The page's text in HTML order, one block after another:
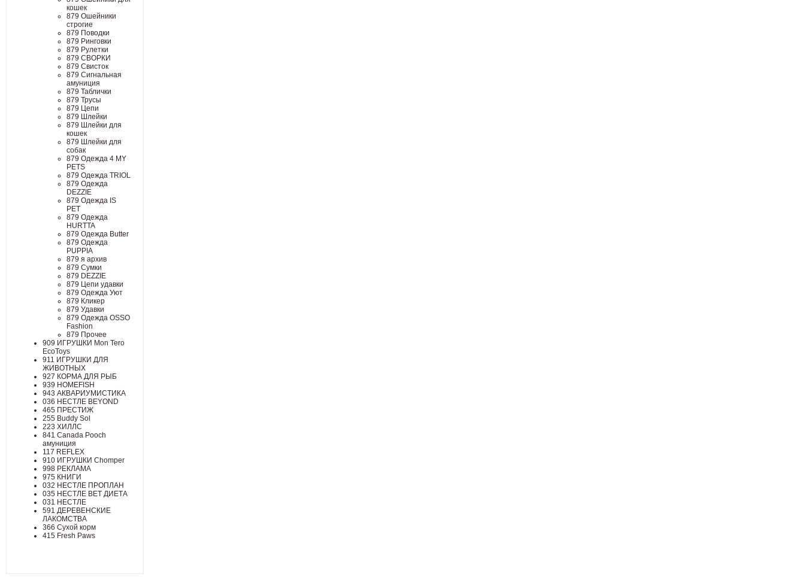
кошек
879 Ошейники
строгие
879 Поводки
879 Ринговки
879 Рулетки
879 СВОРКИ
879 Свисток
879 Сигнальная
амуниция
879 Таблички
879 Трусы
879 Цепи
879 Шлейки
879 Шлейки для
кошек
879 Шлейки для
собак
879 Одежда 4 MY
PETS
879 Одежда TRIOL
879 Одежда
DEZZIE
879 Одежда IS
PET
879 Одежда
HURTTA
879 Одежда Butter
879 Одежда
PUPPIA
879 я архив
879 Сумки
879 DEZZIE
879 Цепи удавки
879 Одежда Уют
879 Кликер
879 Удавки
879 Одежда OSSO
Fashion
879 Прочее
909 ИГРУШКИ Mon Tero
EcoToys
911 ИГРУШКИ ДЛЯ
ЖИВОТНЫХ
927 КОРМА ДЛЯ РЫБ
939 HOMEFISH
943 АКВАРИУМИСТИКА
036 НЕСТЛЕ BEYOND
465 ПРЕСТИЖ
255 Buddy Sol
223 ХИЛЛC
841 Canada Poоch
амуниция
117 REFLEX
910 ИГРУШКИ Chomper
998 РЕКЛАМА
975 КНИГИ
032 НЕСТЛЕ ПРОПЛАН
035 НЕСТЛЕ ВЕТ ДИЕТА
031 НЕСТЛЕ
591 ДЕРЕВЕНСКИЕ
ЛАКОМСТВА
366 Сухой корм
415 Fresh Paws